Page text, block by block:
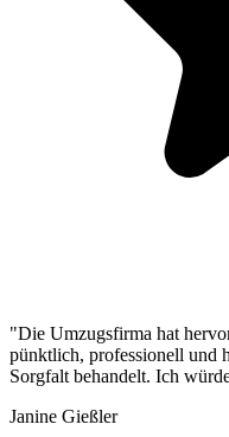
"Die Umzugsfirma hat
pünktlich, professionell und
Sorgfalt behandelt. Ich
Janine Gießler